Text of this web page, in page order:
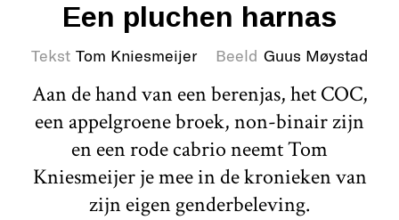
Een pluchen harnas
Tekst Tom Kniesmeijer Beeld Guus Møystad
Aan de hand van een berenjas, het COC,
een appelgroene broek, non-binair zijn
en een rode cabrio neemt Tom
Kniesmeijer je mee in de kronieken van
zijn eigen genderbeleving.